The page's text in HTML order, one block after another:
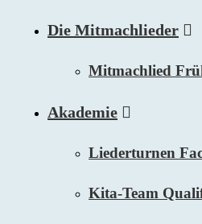
Die Mitmachlieder
Mitmachlied
Akademie
Liederturnen
Kita-Team